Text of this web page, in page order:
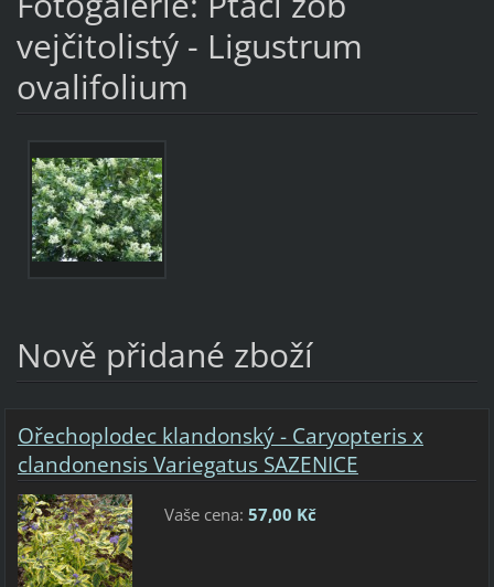
vejčitolistý - Ligustrum
ovalifolium
Nově přidané zboží
Ořechoplodec klandonský - Caryopteris x
clandonensis Variegatus SAZENICE
Vaše cena: 57,00 Kč